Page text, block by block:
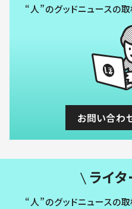
“人”のグッドニュースの
お問い合わ
ライタ
“人”のグッドニュースの